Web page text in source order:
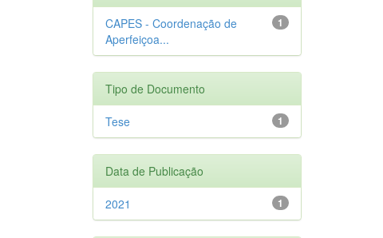
1
CAPES - Coordenação de
Aperfeiçoa...
Tipo de Documento
1
Tese
Data de Publicação
1
2021